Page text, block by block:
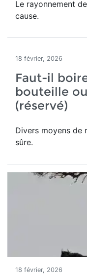
Le rayonnement
cause.
18 février, 2026
Faut-il
bouteille
(réservé)
Divers moyens de
sûre.
18 février, 2026